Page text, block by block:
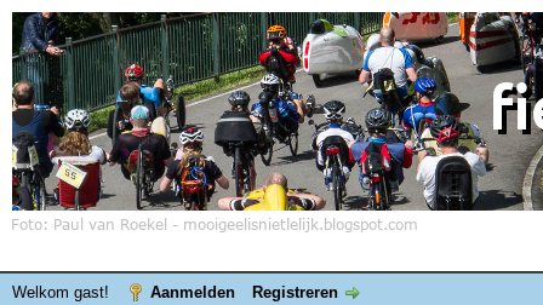
Welkom gast! Aanmelden Registreren